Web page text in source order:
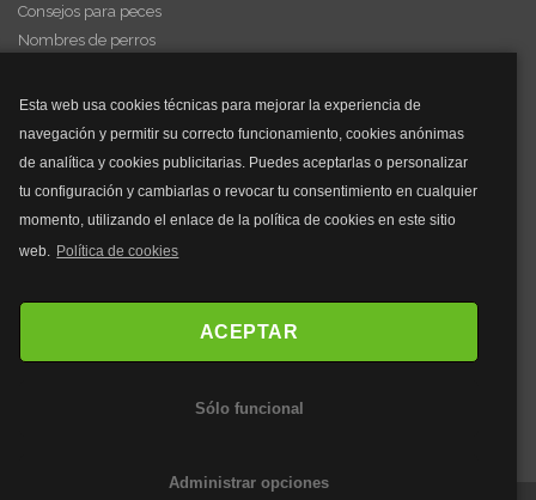
Esta web usa cookies técnicas para mejorar la experiencia de
navegación y permitir su correcto funcionamiento, cookies anónimas
de analítica y cookies publicitarias. Puedes aceptarlas o personalizar
tu configuración y cambiarlas o revocar tu consentimiento en cualquier
momento, utilizando el enlace de la política de cookies en este sitio
web. Política de cookies
ACEPTAR
Sólo funcional
Administrar opciones
Consejos para peces
Nombres de perros
y mucho más...